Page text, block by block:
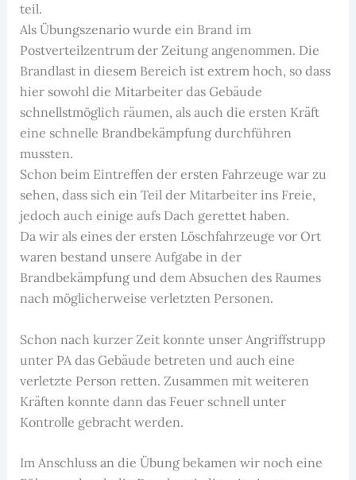
teil.
Als Übungszenario wurde ein Brand im
Postverteilzentrum der Zeitung angenommen. Die
Brandlast in diesem Bereich ist extrem hoch, so dass
hier sowohl die Mitarbeiter das Gebäude
schnellstmöglich räumen, als auch die ersten Kräft
eine schnelle Brandbekämpfung durchführen
mussten.
Schon beim Eintreffen der ersten Fahrzeuge war zu
sehen, dass sich ein Teil der Mitarbeiter ins Freie,
jedoch auch einige aufs Dach gerettet haben.
Da wir als eines der ersten Löschfahrzeuge vor Ort
waren bestand unsere Aufgabe in der
Brandbekämpfung und dem Absuchen des Raumes
nach möglicherweise verletzten Personen.
Schon nach kurzer Zeit konnte unser Angriffstrupp
unter PA das Gebäude betreten und auch eine
verletzte Person retten. Zusammen mit weiteren
Kräften konnte dann das Feuer schnell unter
Kontrolle gebracht werden.
Im Anschluss an die Übung bekamen wir noch eine